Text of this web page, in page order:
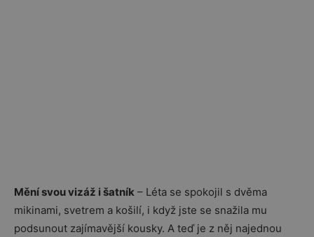
Mění svou vizáž i šatník – Léta se spokojil s dvěma
mikinami, svetrem a košilí, i když jste se snažila mu
podsunout zajímavější kousky. A teď je z něj najednou